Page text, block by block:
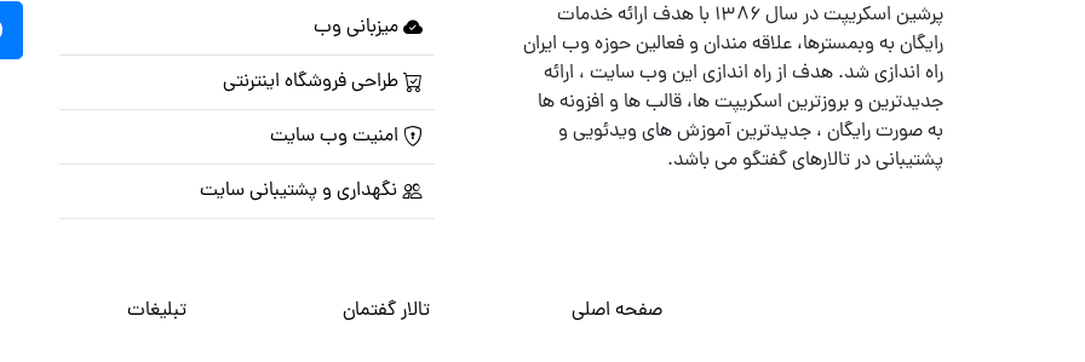
پرشین اسکریپت در سال ۱۳۸۶ با هدف ارائه خدمات
رایگان به وبمسترها، علاقه مندان و فعالین حوزه وب ایران
راه اندازی شد. هدف از راه اندازی این وب سایت ، ارائه
جدیدترین و بروزترین اسکریپت ها، قالب ها و افزونه ها
به صورت رایگان ، جدیدترین آموزش های ویدئویی و
پشتیبانی در تالارهای گفتگو می باشد.
میزبانی وب
طراحی فروشگاه اینترنتی
امنیت وب سایت
نگهداری و پشتیبانی سایت
صفحه اصلی تالار گفتمان تبلیغات